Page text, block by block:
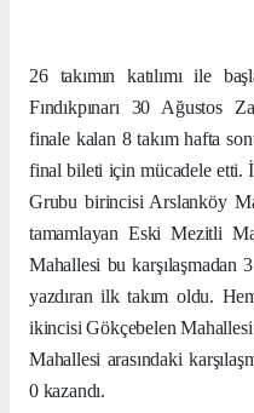
26 takımın katılımı ile
Fındıkpınarı 30 Ağustos
finale kalan 8 takım hafta
final bileti için mücadele etti.
Grubu birincisi Arslanköy
tamamlayan Eski Mezitli
Mahallesi bu karşılaşmadan
yazdıran ilk takım oldu.
ikincisi Gökçebelen
Mahallesi arasındaki
0 kazandı.